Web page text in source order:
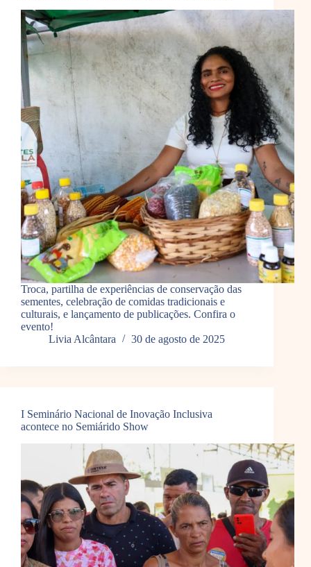
Troca, partilha de experiências de conservação das
sementes, celebração de comidas tradicionais e
culturais, e lançamento de publicações. Confira o
evento!
Livia Alcântara
30 de agosto de 2025
I Seminário Nacional de Inovação Inclusiva
acontece no Semiárido Show